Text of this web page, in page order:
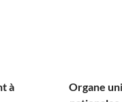
à
Organe